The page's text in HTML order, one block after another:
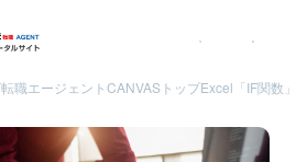
職エージェントCANVASトップExcel「IF関数